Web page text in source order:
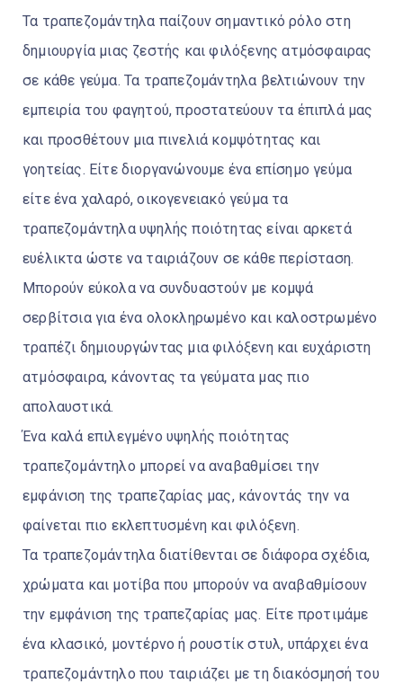
Τα τραπεζομάντηλα παίζουν σημαντικό ρόλο στη
δημιουργία μιας ζεστής και φιλόξενης ατμόσφαιρας
σε κάθε γεύμα. Τα τραπεζομάντηλα βελτιώνουν την
εμπειρία του φαγητού, προστατεύουν τα έπιπλά μας
και προσθέτουν μια πινελιά κομψότητας και
γοητείας. Είτε διοργανώνουμε ένα επίσημο γεύμα
είτε ένα χαλαρό, οικογενειακό γεύμα τα
τραπεζομάντηλα υψηλής ποιότητας είναι αρκετά
ευέλικτα ώστε να ταιριάζουν σε κάθε περίσταση.
Μπορούν εύκολα να συνδυαστούν με κομψά
σερβίτσια για ένα ολοκληρωμένο και καλοστρωμένο
τραπέζι δημιουργώντας μια φιλόξενη και ευχάριστη
ατμόσφαιρα, κάνοντας τα γεύματα μας πιο
απολαυστικά.
Ένα καλά επιλεγμένο υψηλής ποιότητας
τραπεζομάντηλο μπορεί να αναβαθμίσει την
εμφάνιση της τραπεζαρίας μας, κάνοντάς την να
φαίνεται πιο εκλεπτυσμένη και φιλόξενη.
Τα τραπεζομάντηλα διατίθενται σε διάφορα σχέδια,
χρώματα και μοτίβα που μπορούν να αναβαθμίσουν
την εμφάνιση της τραπεζαρίας μας. Είτε προτιμάμε
ένα κλασικό, μοντέρνο ή ρουστίκ στυλ, υπάρχει ένα
τραπεζομάντηλο που ταιριάζει με τη διακόσμησή του